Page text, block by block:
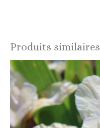
Produits similaires